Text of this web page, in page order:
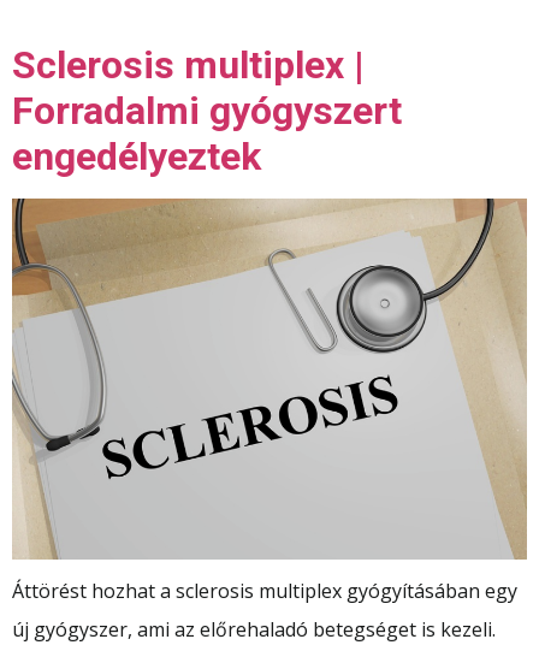
Sclerosis multiplex |
Forradalmi gyógyszert
engedélyeztek
Áttörést hozhat a sclerosis multiplex gyógyításában egy
új gyógyszer, ami az előrehaladó betegséget is kezeli.